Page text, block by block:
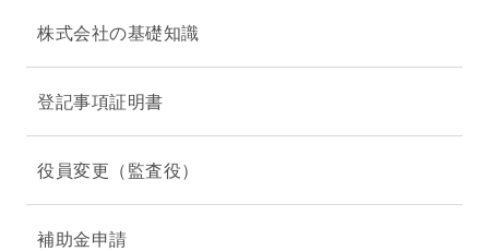
株式会社の基礎知識
登記事項証明書
役員変更（監査役）
補助金申請